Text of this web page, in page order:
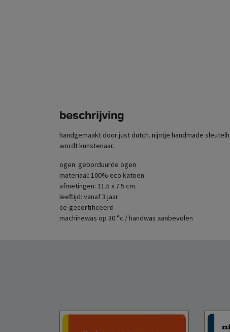
beschrijving
handgemaakt door just dutch. nijntje handmade
wordt kunstenaar.
ogen: geborduurde ogen
materiaal: 100% eco katoen
afmetingen: 11.5 x 7.5 cm
leeftijd: vanaf 3 jaar
ce-gecertificeerd
machinewas op 30 °c / handwas aanbevolen